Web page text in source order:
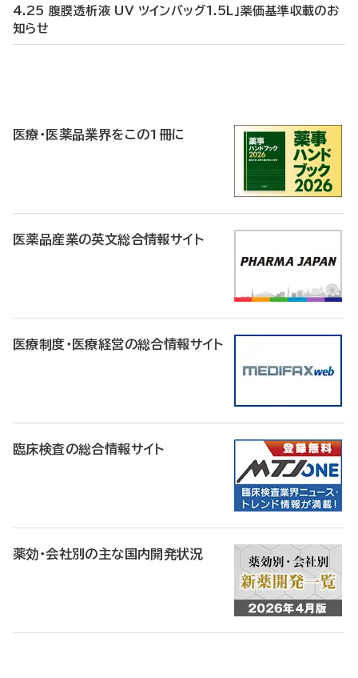
4.25 腹膜透析液 UV ツインバッグ1.5L」薬価基準収載のお
知らせ
医療・医薬品業界をこの1冊に
医薬品産業の英文総合情報サイト
医療制度・医療経営の総合情報サイト
臨床検査の総合情報サイト
薬効・会社別の主な国内開発状況